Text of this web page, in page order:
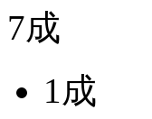
7成
1成